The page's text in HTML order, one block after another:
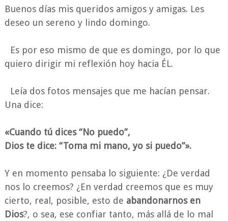
Buenos días mis queridos amigos y amigas. Les
deseo un sereno y lindo domingo.
Es por eso mismo de que es domingo, por lo que
quiero dirigir mi reflexión hoy hacia ÉL.
Leía dos fotos mensajes que me hacían pensar.
Una dice:
«Cuando tú dices “No puedo”,
Dios te dice: “Toma mi mano, yo si puedo”».
Y en momento pensaba lo siguiente: ¿De verdad
nos lo creemos? ¿En verdad creemos que es muy
cierto, real, posible, esto de abandonarnos en
Dios?, o sea, ese confiar tanto, más allá de lo mal